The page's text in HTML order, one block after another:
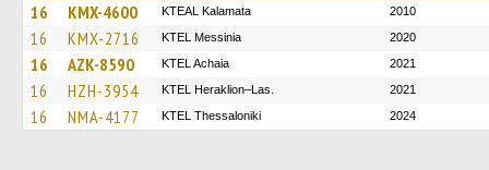
16 KMX-4600 KTEAL Kalamata 2010
16 KMX-2716 KTEL Messinia 2020
16 AZK-8590 KTEL Achaia 2021
16 HZH-3954 KTEL Heraklion–Las. 2021
16 NMA-4177 KTEL Thessaloniki 2024